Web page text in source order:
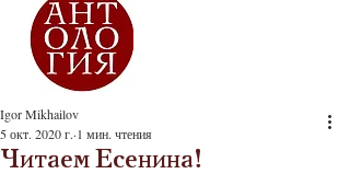
Читаем Есенина!
Igor Mikhailov
5 окт. 2020 г. 1 мин. чтения